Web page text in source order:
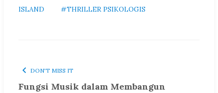
ISLAND #THRILLER PSIKOLOGIS
DON'T MISS IT
Fungsi Musik dalam Membangun